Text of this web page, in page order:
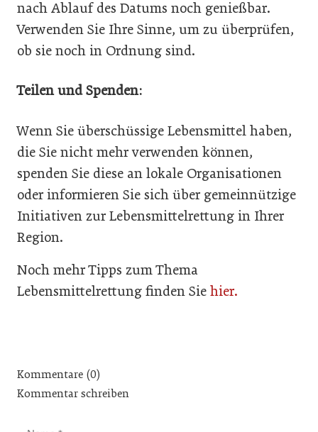
nach Ablauf des Datums noch genießbar.
Verwenden Sie Ihre Sinne, um zu überprüfen,
ob sie noch in Ordnung sind.
Teilen und Spenden:
Wenn Sie überschüssige Lebensmittel haben,
die Sie nicht mehr verwenden können,
spenden Sie diese an lokale Organisationen
oder informieren Sie sich über gemeinnützige
Initiativen zur Lebensmittelrettung in Ihrer
Region.
Noch mehr Tipps zum Thema
Lebensmittelrettung finden Sie hier.
Kommentare (0)
Kommentar schreiben